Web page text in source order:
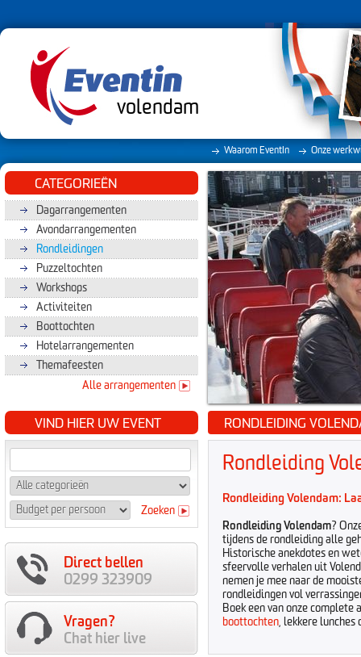
volendam
Waarom EventIn Onze
CATEGORIEËN
Dagarrangementen
Avondarrangementen
Rondleidingen
Puzzeltochten
Workshops
Activiteiten
Boottochten
Hotelarrangementen
Themafeesten
Alle arrangementen
VIND HIER UW EVENT
Zoeken
Direct bellen
0299 323909
Vragen?
Chat hier live
RONDLEIDING
Rondleiding
Rondleiding Volendam:
Rondleiding Volendam?
tijdens de rondleiding alle
Historische anekdotes en
sfeervolle verhalen uit
nemen je mee naar de
rondleidingen vol
Boek een van onze
boottochten, lekkere lunches